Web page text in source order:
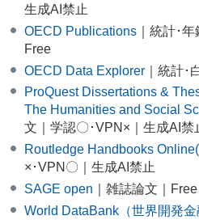
生成AI禁止
OECD Publications ｜統計･
Free
OECD Data Explorer ｜統計･
ProQuest Dissertations &
The Humanities and Social
文｜学認〇･VPN×｜生成AI禁
Routledge Handbooks
×･VPN〇｜生成AI禁止
SAGE open ｜雑誌論文｜Free
World DataBank（世界開発金